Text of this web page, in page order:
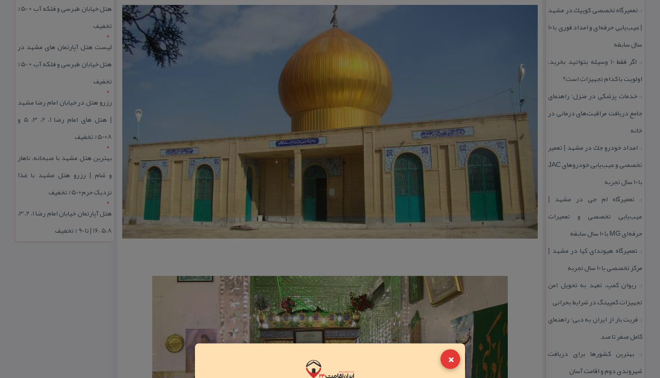
×
:: تعمیرگاه تخصصی كوییك در مشهد
| عیب‌یابی حرفه‌ای و امداد فوری با ۱۰
سال سابقه
::
اگر فقط 10 وسیله بتوانید بخرید،
اولویت با كدام تجهیزات است؟
:: خدمات پزشكی در منزل؛ راهنمای
جامع دریافت مراقبت‌های درمانی در
خانه
:: امداد خودرو جك در مشهد | تعمیر
تخصصی و عیب‌یابی خودروهای JAC
با ۱۰ سال تجربه
:: تعمیرگاه ام جی در مشهد |
عیب‌یابی تخصصی و تعمیرات
حرفه‌ای MG با ۱۰ سال سابقه
:: تعمیرگاه هیوندای كیا در مشهد |
مركز تخصصی با ۱۰ سال تجربه
:: ریوان كمپ، تعهد به تحویل امن
تجهیزات كمپینگ در شرایط بحرانی
:: فریت بار از ایران به دبی؛ راهنمای
كامل صفر تا صد
:: بهترین كشورها برای دریافت
شهروندی دوم و اقامت آسان
هتل خیابان طبرسی و فلکه آب + 50%
تخفیف
لیست هتل آپارتمان های مشهد در
هتل خیابان طبرسی و فلکه آب + 50%
تخفیف
رزرو هتل در خیابان امام رضا مشهد
| هتل‌ های امام رضا 1، 2، 3، 5 و
8+50% تخفیف
بهترین هتل مشهد با صبحانه، ناهار
و شام | رزرو هتل مشهد با غذا
نزدیک حرم+50% تخفیف
هتل آپارتمان خیابان امام رضا 1، 2، 3،
5،8 ،16 | تا 90 % تخفیف